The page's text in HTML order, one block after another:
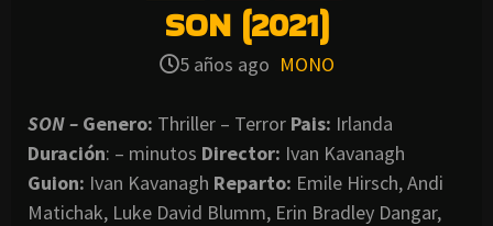
SON (2021)
5 años ago MONO
SON – Genero: Thriller – Terror Pais: Irlanda
Duración: – minutos Director: Ivan Kavanagh
Guion: Ivan Kavanagh Reparto: Emile Hirsch, Andi
Matichak, Luke David Blumm, Erin Bradley Dangar,